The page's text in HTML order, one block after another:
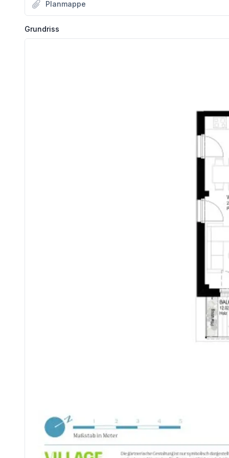
* Edle Parkettböden in allen Wohnräumen
* Fliesenbäder mit bodenebenen Duschen oder
Das gesamte Quartier setzt auf ein innovatives Anergienetz, das Gebäude verbindet und Energieflüsse optimiert.
* Erdsonden in Kombination mit Wärmepumpen liefern Energie zur Raumheizung im Winter und für
* Photovoltaikanlagen am Dach erzeugen erneuerbaren
* Pendellüftungen mit Wärmerückgewinnung stellen
* Fernwärmeanschluss unterstützt die Versorgung in Spitzenzeiten
* Fußbodenheizung im Erdgeschoß und Bauteilaktivierung in den Obergeschoßen (über die jeweils darüberliegenden
So entsteht ein Zusammenspiel aus Wohnkomfort, Energieeffizienz und ökologischer
Nähere Informationen zu den Wohnungen auch online unter:
https://villageimdritten.at/wohnungsfinder/ [https://
Die ARE ist eine der größten Immobiliengesellschaften Österreichs und hat bereits einige der prägendsten Bauprojekte Wiens realisiert – darunter die Sanierung des historischen Palais Epstein am Ring sowie die markanten TrIIIple
* Neue Straßenbahnlinie 18: ab voraussichtlich Herbst 2026 direkte Verbindung von Schlachthausgasse (U3) zur U2
* S-Bahn: Station St. Marx (2 Min.), Quartier Belvedere (15
* Hauptbahnhof Wien: 7 Minuten mit der Straßenbahn
Planmappe
Grundriss